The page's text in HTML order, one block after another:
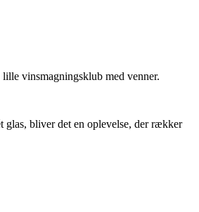
vinsmagningsklub med venner.
glas, bliver det en oplevelse, der rækker